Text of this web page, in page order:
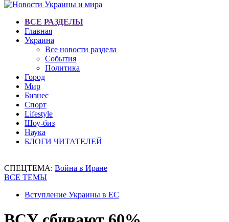
ВСЕ РАЗДЕЛЫ
Главная
Украина
Все новости раздела
События
Политика
Город
Мир
Бизнес
Спорт
Lifestyle
Шоу-биз
Наука
БЛОГИ ЧИТАТЕЛЕЙ
СПЕЦТЕМА: Война в Иране
ВСЕ ТЕМЫ
Вступление Украины в ЕС